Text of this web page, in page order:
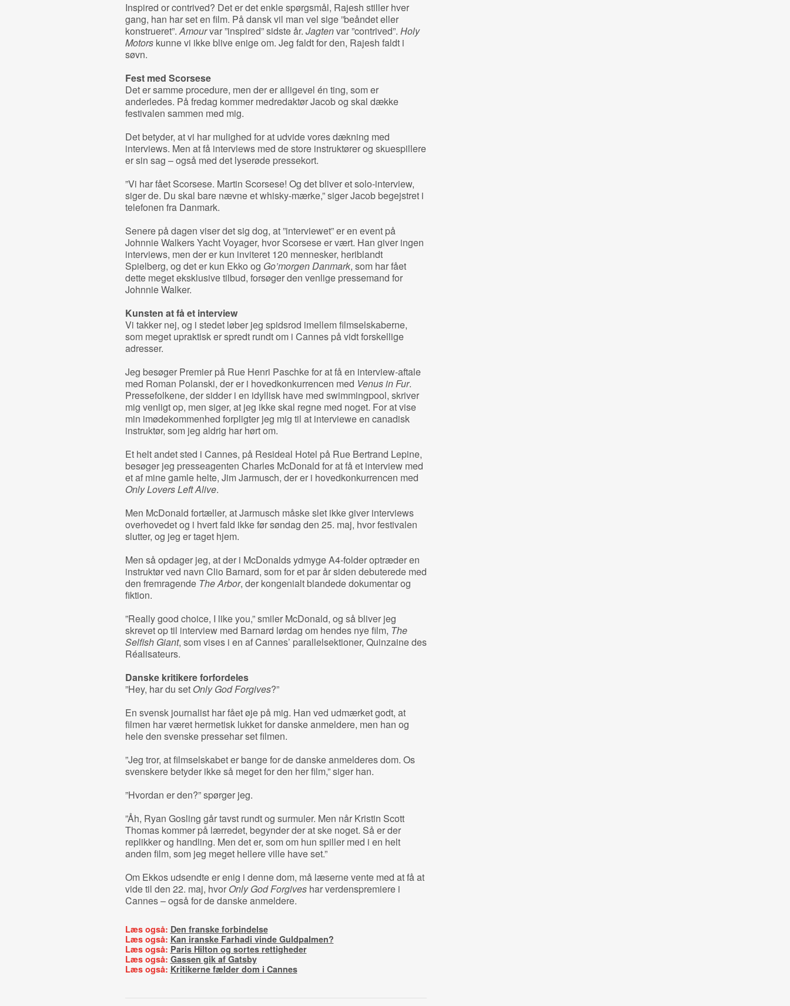
Inspired or contrived? Det er det enkle spørgsmål, Rajesh stiller hver
gang, han har set en film. På dansk vil man vel sige ”beåndet eller
konstrueret”.Amourvar ”inspired” sidste år. Jagtenvar ”contrived”. Holy
Motorskunne vi ikke blive enige om. Jeg faldt for den, Rajesh faldt i
søvn.
Fest med Scorsese
Det er samme procedure, men der er alligevel én ting, som er
anderledes. På fredag kommer medredaktør Jacob og skal dække
festivalen sammen med mig.
Det betyder, at vi har mulighed for at udvide vores dækning med
interviews. Men at få interviews med de store instruktører og skuespillere
er sin sag – også med det lyserøde pressekort.
”Vi har fået Scorsese. Martin Scorsese! Og det bliver et solo-interview,
siger de. Du skal bare nævne et whisky-mærke,” siger Jacob begejstret i
telefonen fra Danmark.
Senere på dagen viser det sig dog, at ”interviewet” er en event på
Johnnie Walkers Yacht Voyager, hvor Scorsese er vært. Han giver ingen
interviews, men der er kun inviteret 120 mennesker, heriblandt
Spielberg, og det er kun Ekko og Go’morgen Danmark, som har fået
dette meget eksklusive tilbud, forsøger den venlige pressemand for
Johnnie Walker.
Kunsten at få et interview
Vi takker nej, og i stedet løber jeg spidsrod imellem filmselskaberne,
som meget upraktisk er spredt rundt om i Cannes på vidt forskellige
adresser.
Jeg besøger Premier på Rue Henri Paschke for at få en interview-aftale
med Roman Polanski, der er i hovedkonkurrencen med Venus in Fur.
Pressefolkene, der sidder i en idyllisk have med swimmingpool, skriver
mig venligt op, men siger, at jeg ikke skal regne med noget. For at vise
min imødekommenhed forpligter jeg mig til at interviewe en canadisk
instruktør, som jeg aldrig har hørt om.
Et helt andet sted i Cannes, på Resideal Hotel på Rue Bertrand Lepine,
besøger jeg presseagenten Charles McDonald for at få et interview med
et af mine gamle helte, Jim Jarmusch, der er i hovedkonkurrencen med
Only Lovers Left Alive.
Men McDonald fortæller, at Jarmusch måske slet ikke giver interviews
overhovedet og i hvert fald ikke før søndag den 25. maj, hvor festivalen
slutter, og jeg er taget hjem.
Men så opdager jeg, at der i McDonalds ydmyge A4-folder optræder en
instruktør ved navn Clio Barnard, som for et par år siden debuterede med
den fremragende The Arbor, der kongenialt blandede dokumentar og
fiktion.
”Really good choice, I like you,” smiler McDonald, og så bliver jeg
skrevet op til interview med Barnard lørdag om hendes nye film, The
Selfish Giant, som vises i en af Cannes’ parallelsektioner, Quinzaine des
Réalisateurs.
Danske kritikere forfordeles
”Hey, har du set Only God Forgives?”
En svensk journalist har fået øje på mig. Han ved udmærket godt, at
filmen har været hermetisk lukket for danske anmeldere, men han og
hele den svenske pressehar set filmen.
”Jeg tror, at filmselskabet er bange for de danske anmelderes dom. Os
svenskere betyder ikke så meget for den her film,” siger han.
”Hvordan er den?” spørger jeg.
”Åh, Ryan Gosling går tavst rundt og surmuler. Men når Kristin Scott
Thomas kommer på lærredet, begynder der at ske noget. Så er der
replikker og handling. Men det er, som om hun spiller med i en helt
anden film, som jeg meget hellere ville have set.”
Om Ekkos udsendte er enig i denne dom, må læserne vente med at få at
vide til den 22. maj, hvor Only God Forgiveshar verdenspremiere i
Cannes – også for de danske anmeldere.
Læs også: Den franske forbindelse
Læs også: Kan iranske Farhadi vinde Guldpalmen?
Læs også: Paris Hilton og sortes rettigheder
Læs også: Gassen gik af Gatsby
Læs også: Kritikerne fælder dom i Cannes